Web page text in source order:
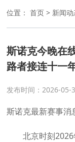
位置：首页 > 新闻
斯诺克今晚在
路者接连十一
发布时间：2026-05-
斯诺克最新赛事消
北京时刻2026